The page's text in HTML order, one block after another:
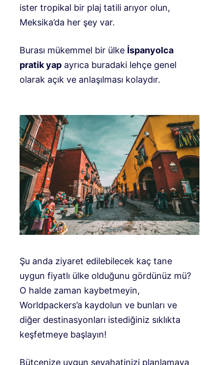
ister tropikal bir plaj tatili arıyor olun,
Meksika’da her şey var.
Burası mükemmel bir ülke İspanyolca
pratik yap ayrıca buradaki lehçe genel
olarak açık ve anlaşılması kolaydır.
Şu anda ziyaret edilebilecek kaç tane
uygun fiyatlı ülke olduğunu gördünüz mü?
O halde zaman kaybetmeyin,
Worldpackers’a kaydolun ve bunları ve
diğer destinasyonları istediğiniz sıklıkta
keşfetmeye başlayın!
Bütçenize uygun seyahatinizi planlamaya